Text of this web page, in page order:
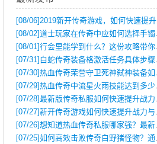
[08/06]2019新开传奇游戏，如何快速提升角色等级？
[08/02]道士玩家在传奇中应如何选择手镯装备？
[08/01]行会里能学到什么？这份攻略带你全掌握
[07/31] 白蛇传奇装备格激活任务具体步骤是什么？如何完成？
[07/30]热血传奇荣誉守卫死神弑神装备如何获取与佩戴攻略？
[07/29]热血传奇中流星火雨技能达到多少级可以开始练装备？
[07/28]最新版传奇私服如何快速提升战力与获取稀有装备？
[07/27]新开传奇游戏如何快速提升战力与获取稀有装备？
[07/26]想知道热血传奇私服哪家强？最新排行榜攻略全解析
[07/25]如何高效击败传奇白野猪怪物？通关技巧全解析